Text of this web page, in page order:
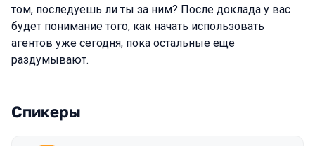
том, последуешь ли ты за ним? После доклада у вас
будет понимание того, как начать использовать
агентов уже сегодня, пока остальные еще
раздумывают.
Спикеры